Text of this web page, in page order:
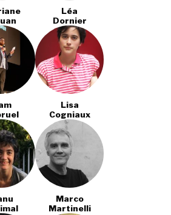
Léa
Dornier
Lisa
Cogniaux
Marco
Martinelli